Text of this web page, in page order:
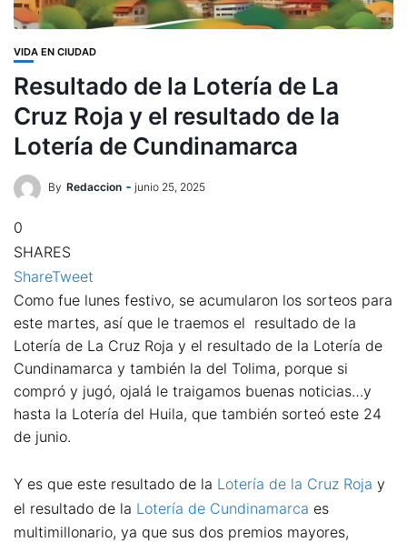
VIDA EN CIUDAD
Resultado de la Lotería de La
Cruz Roja y el resultado de la
Lotería de Cundinamarca
By Redaccion junio 25, 2025
0
SHARES
ShareTweet
Como fue lunes festivo, se acumularon los sorteos para
este martes, así que le traemos el resultado de la
Lotería de La Cruz Roja y el resultado de la Lotería de
Cundinamarca y también la del Tolima, porque si
compró y jugó, ojalá le traigamos buenas noticias…y
hasta la Lotería del Huila, que también sorteó este 24
de junio.
Y es que este resultado de la Lotería de la Cruz Roja y
el resultado de la Lotería de Cundinamarca es
multimillonario, ya que sus dos premios mayores,